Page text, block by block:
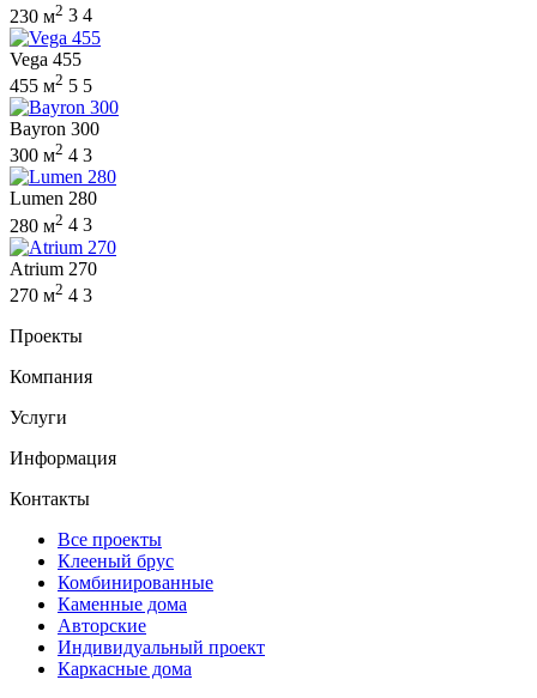
230 м2 3 4
Vega 455
455 м2 5 5
Bayron 300
300 м2 4 3
Lumen 280
280 м2 4 3
Atrium 270
270 м2 4 3
Проекты
Компания
Услуги
Информация
Контакты
Все проекты
Клееный брус
Комбинированные
Каменные дома
Авторские
Индивидуальный проект
Каркасные дома